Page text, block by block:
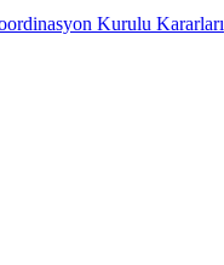
Kurulu Kararları